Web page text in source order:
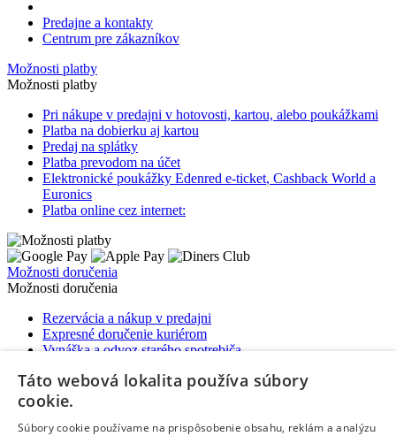
Predajne a kontakty
Centrum pre zákazníkov
Možnosti platby
Možnosti platby
Pri nákupe v predajni v hotovosti, kartou, alebo poukážkami
Platba na dobierku aj kartou
Predaj na splátky
Platba prevodom na účet
Elektronické poukážky Edenred e-ticket, Cashback World a
Euronics
Platba online cez internet:
Možnosti doručenia
Možnosti doručenia
Rezervácia a nákup v predajni
Expresné doručenie kuriérom
Vynáška a odvoz starého spotrebiča
Doručenie do Česka
Táto webová lokalita používa súbory
cookie.
Súbory cookie používame na prispôsobenie obsahu, reklám a analýzu